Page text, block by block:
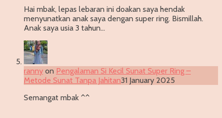
Hai mbak, lepas lebaran ini doakan saya hendak
menyunatkan anak saya dengan super ring. Bismillah.
Anak saya usia 3 tahun…
ranny on Pengalaman Si Kecil Sunat Super Ring –
Metode Sunat Tanpa Jahitan31 January 2025
Semangat mbak ^^